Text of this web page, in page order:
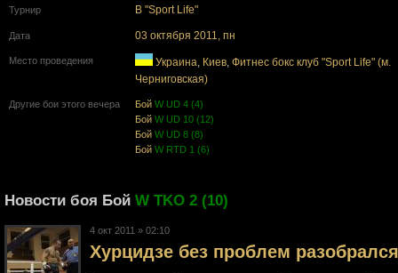
Турнир В "Sport Life"
Дата 03 октября 2011, пн
Место проведения Украина, Киев, Фитнес бокс клуб "Sport Life" (м.
Черниговская)
Другие бои этого вечера Бой W UD 4 (4)
Бой W UD 10 (12)
Бой W UD 8 (8)
Бой W RTD 1 (6)
Новости боя Бой W TKO 2 (10)
4 окт 2011 » 02:10
Хурцидзе без проблем